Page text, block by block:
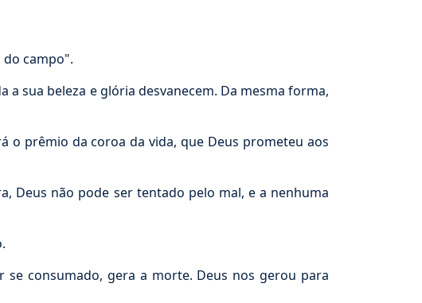
campo".
a sua beleza e glória desvanecem. Da mesma forma,
o prêmio da coroa da vida, que Deus prometeu aos
Deus não pode ser tentado pelo mal, e a nenhuma
consumado, gera a morte. Deus nos gerou para